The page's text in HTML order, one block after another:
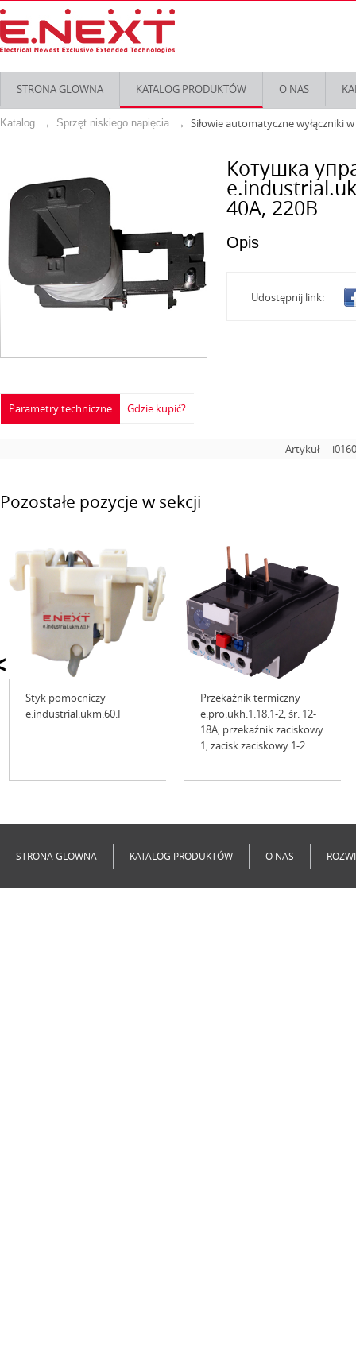
STRONA GLOWNA KATALOG PRODUKTÓW O NAS
Katalog Sprzęt niskiego napięcia Siłowie automatyczne wyłączniki
Котушка
40A, 220В
Opis
Udostępnij link:
Parametry techniczne
Artykuł
Gdzie kupić?
Pozostałe pozycje w sekcji
Styk pomocniczy
e.industrial.ukm.60.F
Przekaźnik termiczny
e.pro.ukh.1.18.1-2, śr. 12-
18A, przekaźnik zaciskowy
1, zacisk zaciskowy 1-2
STRONA GLOWNA KATALOG PRODUKTÓW O NAS